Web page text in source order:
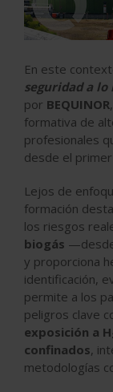
En este
seguridad a lo
por BEQUINOR
formativa de
profesionales
desde el
Lejos de
formación
los riesgos
biogás
y proporciona
identificación,
permite a los
peligros clave
exposición a
confinados,
metodologías